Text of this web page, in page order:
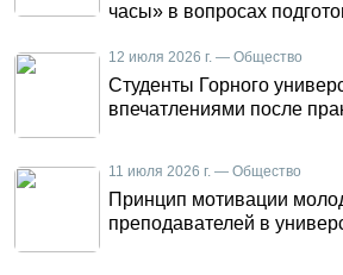
часы» в вопросах
12 июля 2026 г. — Общество
Студенты Горного
впечатлениями после
11 июля 2026 г. — Общество
Принцип мотивации
преподавателей в